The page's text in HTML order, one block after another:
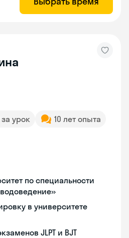
за урок
10 лет опыта
по специальности
в университете
JLPT и BJT